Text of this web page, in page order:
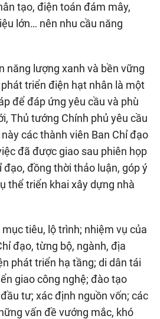
tạo, điện toán đám mây,
lớn… nên nhu cầu năng
năng lượng xanh và bền vững
triển điện hạt nhân là một
để đáp ứng yêu cầu và phù
Thủ tướng Chính phủ yêu cầu
các thành viên Ban Chỉ đạo
đã được giao sau phiên họp
đạo, đồng thời thảo luận, góp ý
thể triển khai xây dựng nhà
tiêu, lộ trình; nhiệm vụ của
đạo, từng bộ, ngành, địa
phát triển hạ tầng; di dân tái
giao công nghệ; đào tạo
tư; xác định nguồn vốn; các
vấn đề vướng mắc, khó